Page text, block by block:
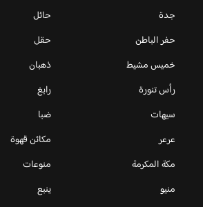
جدة
حائل
حفر الباطن
حقل
خميس مشيط
ذهبان
رأس تنورة
رابغ
سيهات
ضبا
عرعر
مكائن قهوة
مكة المكرمة
منوعات
منيو
ينبع